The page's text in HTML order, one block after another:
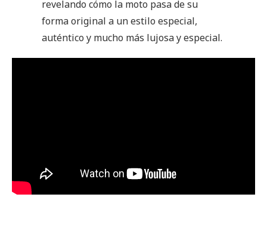
revelando cómo la moto pasa de su
forma original a un estilo especial,
auténtico y mucho más lujosa y especial.